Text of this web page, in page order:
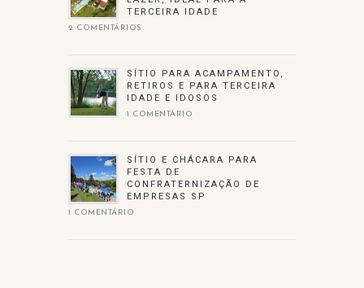
TERCEIRA IDADE
2 COMENTÁRIOS
SÍTIO PARA ACAMPAMENTO,
RETIROS E PARA TERCEIRA
IDADE E IDOSOS
1 COMENTÁRIO
SÍTIO E CHÁCARA PARA
FESTA DE
CONFRATERNIZAÇÃO DE
EMPRESAS SP
1 COMENTÁRIO